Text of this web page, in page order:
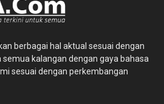
berbagai hal aktual sesuai dengan
kalangan dengan gaya bahasa
sesuai dengan perkembangan